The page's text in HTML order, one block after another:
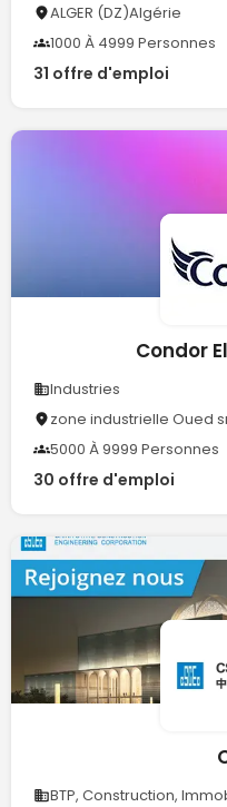
ALGER (DZ)Algérie
1000 À 4999 Personnes
31 offre d'emploi
Condor
Industries
zone industrielle Oued
5000 À 9999 Personnes
30 offre d'emploi
BTP, Construction,